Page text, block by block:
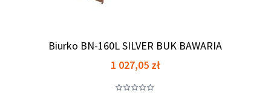
Biurko BN-160L SILVER BUK BAWARIA
Cena
1 027,05 zł